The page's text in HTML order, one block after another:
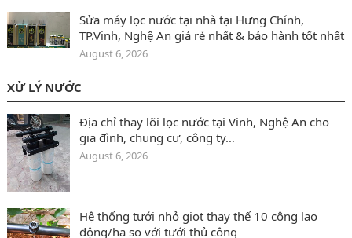
Sửa máy lọc nước tại nhà tại Hưng Chính,
TP.Vinh, Nghệ An giá rẻ nhất & bảo hành tốt nhất
August 6, 2026
XỬ LÝ NƯỚC
Địa chỉ thay lõi lọc nước tại Vinh, Nghệ An cho
gia đình, chung cư, công ty…
August 6, 2026
Hệ thống tưới nhỏ giọt thay thế 10 công lao
động/ha so với tưới thủ công